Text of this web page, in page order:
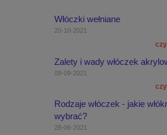
Włóczki wełniane
20-10-2021
Zalety i wady włóczek
09-09-2021
Rodzaje włóczek - jakie
wybrać?
28-06-2021